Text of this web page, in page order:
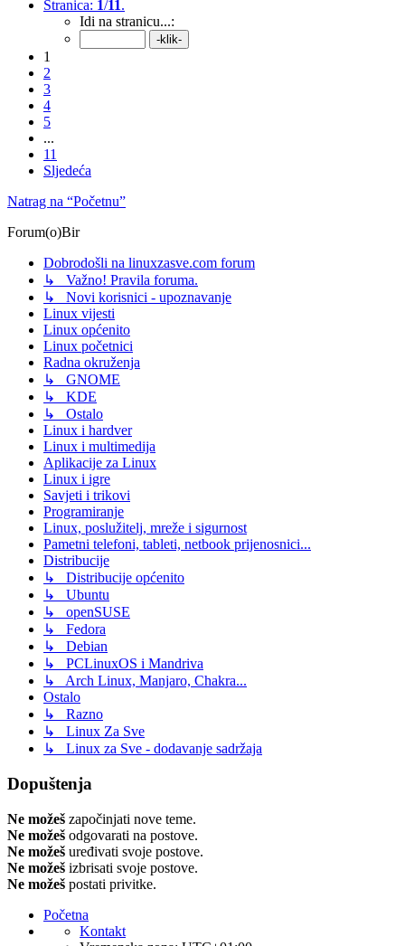
Stranica: 1/11.
Idi na stranicu...:
1
2
3
4
5
...
11
Sljedeća
Natrag na “Početnu”
Forum(o)Bir
Dobrodošli na linuxzasve.com forum
↳ Važno! Pravila foruma.
↳ Novi korisnici - upoznavanje
Linux vijesti
Linux općenito
Linux početnici
Radna okruženja
↳ GNOME
↳ KDE
↳ Ostalo
Linux i hardver
Linux i multimedija
Aplikacije za Linux
Linux i igre
Savjeti i trikovi
Programiranje
Linux, poslužitelj, mreže i sigurnost
Pametni telefoni, tableti, netbook prijenosnici...
Distribucije
↳ Distribucije općenito
↳ Ubuntu
↳ openSUSE
↳ Fedora
↳ Debian
↳ PCLinuxOS i Mandriva
↳ Arch Linux, Manjaro, Chakra...
Ostalo
↳ Razno
↳ Linux Za Sve
↳ Linux za Sve - dodavanje sadržaja
Dopuštenja
Ne možeš započinjati nove teme.
Ne možeš odgovarati na postove.
Ne možeš uređivati svoje postove.
Ne možeš izbrisati svoje postove.
Ne možeš postati privitke.
Početna
Kontakt